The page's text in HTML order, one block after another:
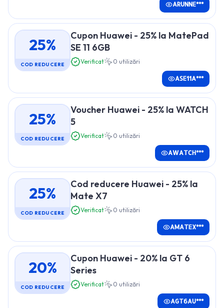
ARUNNE***
25%
COD REDUCERE
Cupon Huawei - 25% la MatePad
SE 11 6GB
Verificat 0 utilizări
ASE11A***
25%
COD REDUCERE
Voucher Huawei - 25% la WATCH
5
Verificat 0 utilizări
AWATCH***
25%
COD REDUCERE
Cod reducere Huawei - 25% la
Mate X7
Verificat 0 utilizări
AMATEX***
20%
COD REDUCERE
Cupon Huawei - 20% la GT 6
Series
Verificat 0 utilizări
AGT6AU***